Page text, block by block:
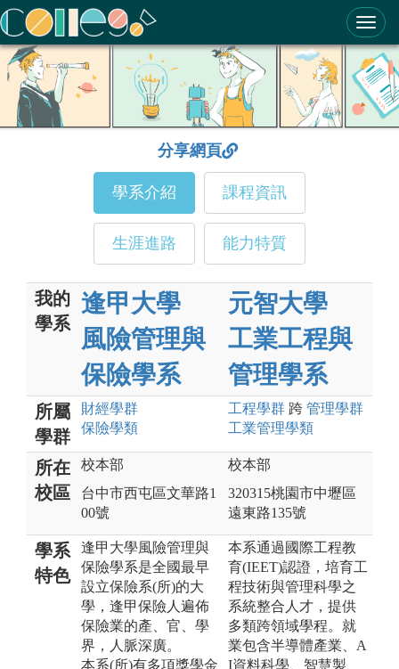
ColleGo! 大學選才與高中育才輔助系統
分享網頁
學系介紹 課程資訊
生涯進路 能力特質
我的
學系
逢甲大學
風險管理與
保險學系
元智大學
工業工程與
管理學系
所屬
學群
財經學群
保險學類
工程學群 跨 管理學群
工業管理學類
所在
校區
校本部
台中市西屯區文華路1
00號
校本部
320315桃園市中壢區
遠東路135號
學系
特色
逢甲大學風險管理與
保險學系是全國最早
設立保險系(所)的大
學，逢甲保險人遍佈
保險業的產、官、學
界，人脈深廣。
本系(所)有多項獎學金
本系通過國際工程教
育(IEET)認證，培育工
程技術與管理科學之
系統整合人才，提供
多類跨領域學程。就
業包含半導體產業、A
I資料科學、智慧製